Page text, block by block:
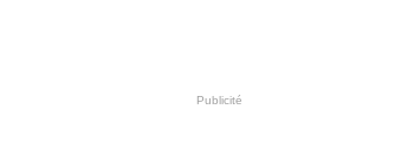
Publicité